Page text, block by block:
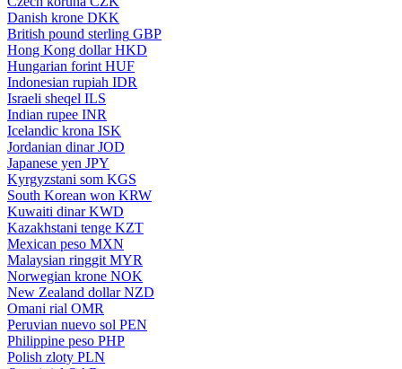
Danish krone DKK
British pound sterling GBP
Hong Kong dollar HKD
Hungarian forint HUF
Indonesian rupiah IDR
Israeli sheqel ILS
Indian rupee INR
Icelandic krona ISK
Jordanian dinar JOD
Japanese yen JPY
Kyrgyzstani som KGS
South Korean won KRW
Kuwaiti dinar KWD
Kazakhstani tenge KZT
Mexican peso MXN
Malaysian ringgit MYR
Norwegian krone NOK
New Zealand dollar NZD
Omani rial OMR
Peruvian nuevo sol PEN
Philippine peso PHP
Polish zloty PLN